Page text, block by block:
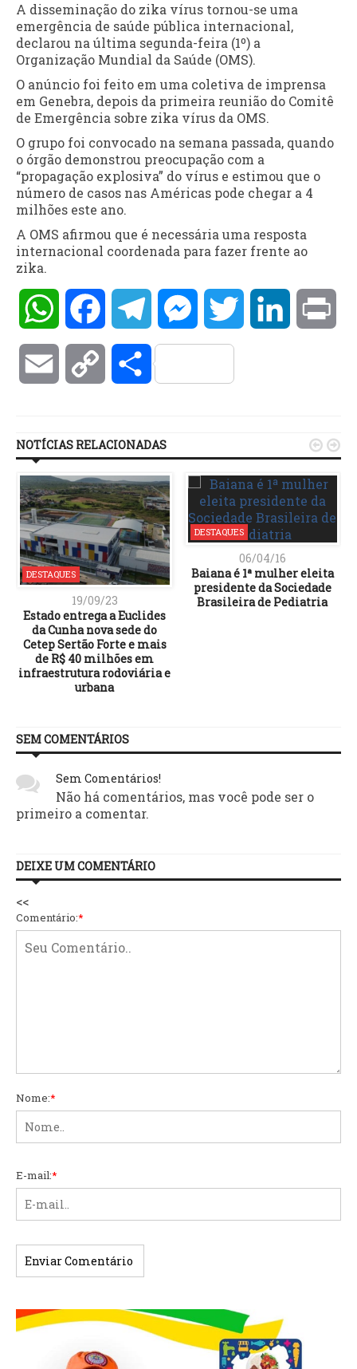
A disseminação do zika vírus tornou-se uma
emergência de saúde pública internacional,
declarou na última segunda-feira (1º) a
Organização Mundial da Saúde (OMS).
O anúncio foi feito em uma coletiva de imprensa
em Genebra, depois da primeira reunião do Comitê
de Emergência sobre zika vírus da OMS.
O grupo foi convocado na semana passada, quando
o órgão demonstrou preocupação com a
“propagação explosiva” do vírus e estimou que o
número de casos nas Américas pode chegar a 4
milhões este ano.
A OMS afirmou que é necessária uma resposta
internacional coordenada para fazer frente ao
zika.
WhatsAppFacebookTelegramMessengerTwitter LinkedIn
Email Copy Compartilhar
NOTÍCIAS RELACIONADAS
DESTAQUES
19/09/23
Estado entrega a Euclides
da Cunha nova sede do
Cetep Sertão Forte e mais
de R$ 40 milhões em
infraestrutura rodoviária e
urbana
DESTAQUES
06/04/16
Baiana é 1ª mulher eleita
presidente da Sociedade
Brasileira de Pediatria
 
SEM COMENTÁRIOS
Sem Comentários!
Não há comentários, mas você pode ser o
primeiro a comentar.
DEIXE UM COMENTÁRIO
<<
Comentário:*
Nome:*
E-mail:*